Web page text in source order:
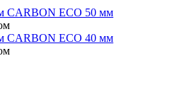
9,200.00 сом
CARBON ECO 50 мм
Диапазон
цен:
322.00 сом
CARBON ECO 40 мм
Диапазон